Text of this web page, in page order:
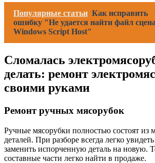
Популярные статьи Как исправить
ошибку "Не удается найти файл
Windows Script Host"
Сломалась
делать: ремонт
своими руками
Ремонт ручных мясорубок
Ручные мясорубки полностью состоят из
деталей. При разборе всегда легко
заменить испорченную деталь на новую.
составные части легко найти в продаже.